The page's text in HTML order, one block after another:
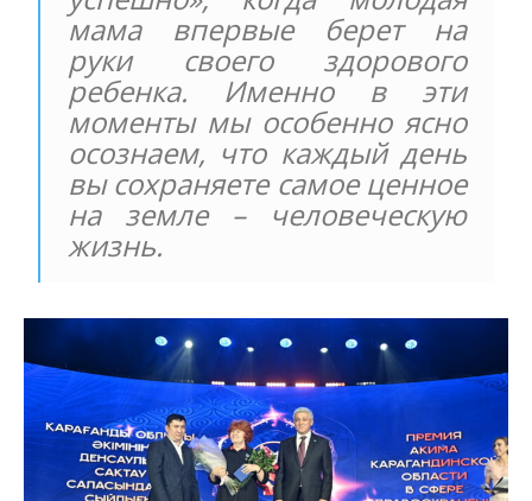
мама впервые берет на
руки своего здорового
ребенка. Именно в эти
моменты мы особенно ясно
осознаем, что каждый день
вы сохраняете самое ценное
на земле – человеческую
жизнь.